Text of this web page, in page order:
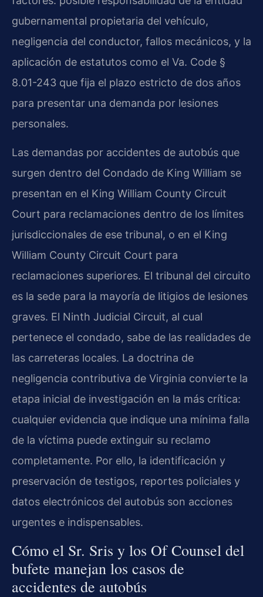
gubernamental propietaria del vehículo,
negligencia del conductor, fallos mecánicos, y la
aplicación de estatutos como el Va. Code §
8.01-243 que fija el plazo estricto de dos años
para presentar una demanda por lesiones
personales.
Las demandas por accidentes de autobús que
surgen dentro del Condado de King William se
presentan en el King William County Circuit
Court para reclamaciones dentro de los límites
jurisdiccionales de ese tribunal, o en el King
William County Circuit Court para
reclamaciones superiores. El tribunal del circuito
es la sede para la mayoría de litigios de lesiones
graves. El Ninth Judicial Circuit, al cual
pertenece el condado, sabe de las realidades de
las carreteras locales. La doctrina de
negligencia contributiva de Virginia convierte la
etapa inicial de investigación en la más crítica:
cualquier evidencia que indique una mínima falla
de la víctima puede extinguir su reclamo
completamente. Por ello, la identificación y
preservación de testigos, reportes policiales y
datos electrónicos del autobús son acciones
urgentes e indispensables.
Cómo el Sr. Sris y los Of Counsel del
bufete manejan los casos de
accidentes de autobús